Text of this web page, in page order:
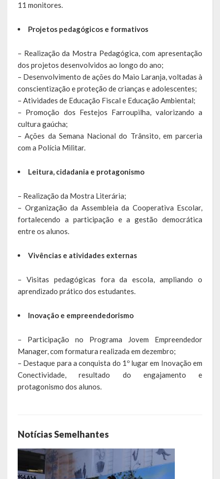
Editais
Planos
Termos de Compromisso
LRF
RGF – Relatório de Gestão Fiscal
RREO – Relatório Resumido da Execução Orçamentária
RC – Relatório Circunstanciado
PPA – Plano Plurianual
LDO – Lei de Diretrizes Orçamentárias
11 monitores.
Projetos pedagógicos e formativos
– Realização da Mostra Pedagógica, com apresentação
dos projetos desenvolvidos ao longo do ano;
– Desenvolvimento de ações do Maio Laranja, voltadas à
conscientização e proteção de crianças e adolescentes;
– Atividades de Educação Fiscal e Educação Ambiental;
– Promoção dos Festejos Farroupilha, valorizando a
cultura gaúcha;
– Ações da Semana Nacional do Trânsito, em parceria
com a Polícia Militar.
Leitura, cidadania e protagonismo
– Realização da Mostra Literária;
– Organização da Assembleia da Cooperativa Escolar,
fortalecendo a participação e a gestão democrática
entre os alunos.
Vivências e atividades externas
– Visitas pedagógicas fora da escola, ampliando o
aprendizado prático dos estudantes.
Inovação e empreendedorismo
– Participação no Programa Jovem Empreendedor
Manager, com formatura realizada em dezembro;
– Destaque para a conquista do 1º lugar em Inovação em
Conectividade, resultado do engajamento e
protagonismo dos alunos.
Notícias Semelhantes